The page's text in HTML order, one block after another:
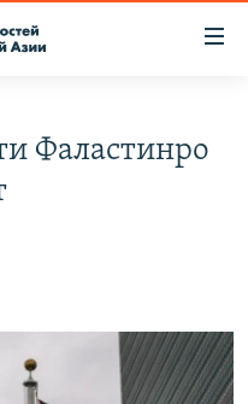
Фаластинро